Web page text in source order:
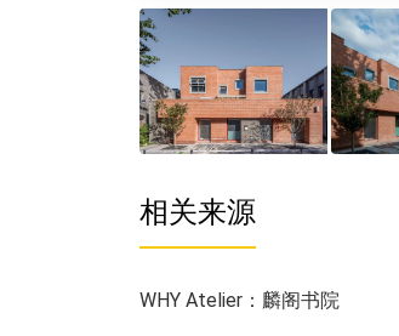
相关来源
WHY Atelier：麟阁书院